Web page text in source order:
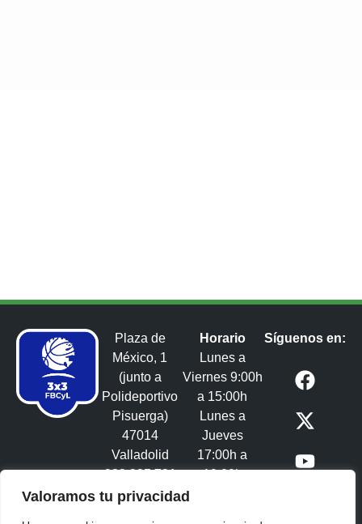
Valoramos tu privacidad
Plaza de
México, 1
(junto a
Polideportivo
Pisuerga)
47014
Valladolid
983 395 731
3x3castillayleon@fbcyl.es​
Horario
Lunes a
Viernes 9:00h
a 15:00h
Lunes a
Jueves
17:00h a
19:00h
Síguenos en: